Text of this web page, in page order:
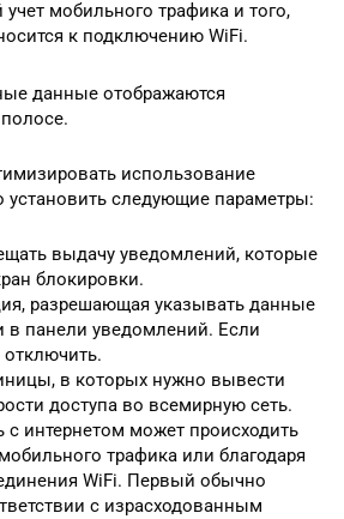
мобильного трафика и того,
к подключению WiFi.
данные отображаются
использование
следующие параметры:
выдачу уведомлений, которые
блокировки.
разрешающая указывать данные
в панели уведомлений. Если
в которых нужно вывести
доступа во всемирную сеть.
с интернетом может происходить
трафика или благодаря
WiFi. Первый обычно
с израсходованным